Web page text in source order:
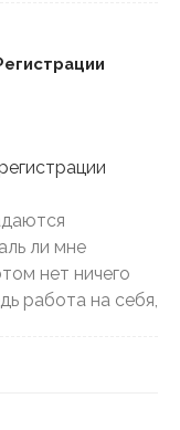
ли мне
нет ничего
работа на себя,